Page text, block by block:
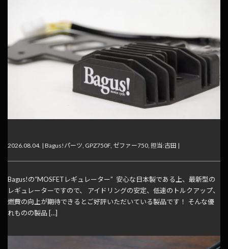
2026.08.04. | Bagus!パーツ GPZ750F ゼファー750 担当:古田 |
Bagus!の“MOSFETレギュレーター” 安心な日本製である上、最新型の
レギュレーターですので、 アイドリングの安定、低速のトルクアップ、
燃費の向上が期待できるとご好評いただいている製品です！ そんな優
れものの製品 […]